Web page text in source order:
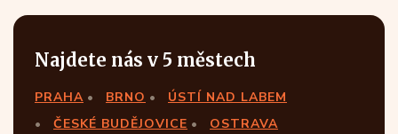
Najdete nás v 5 městech
PRAHA BRNO
ÚSTÍ NAD LABEM
ČESKÉ BUDĚJOVICE
OSTRAVA